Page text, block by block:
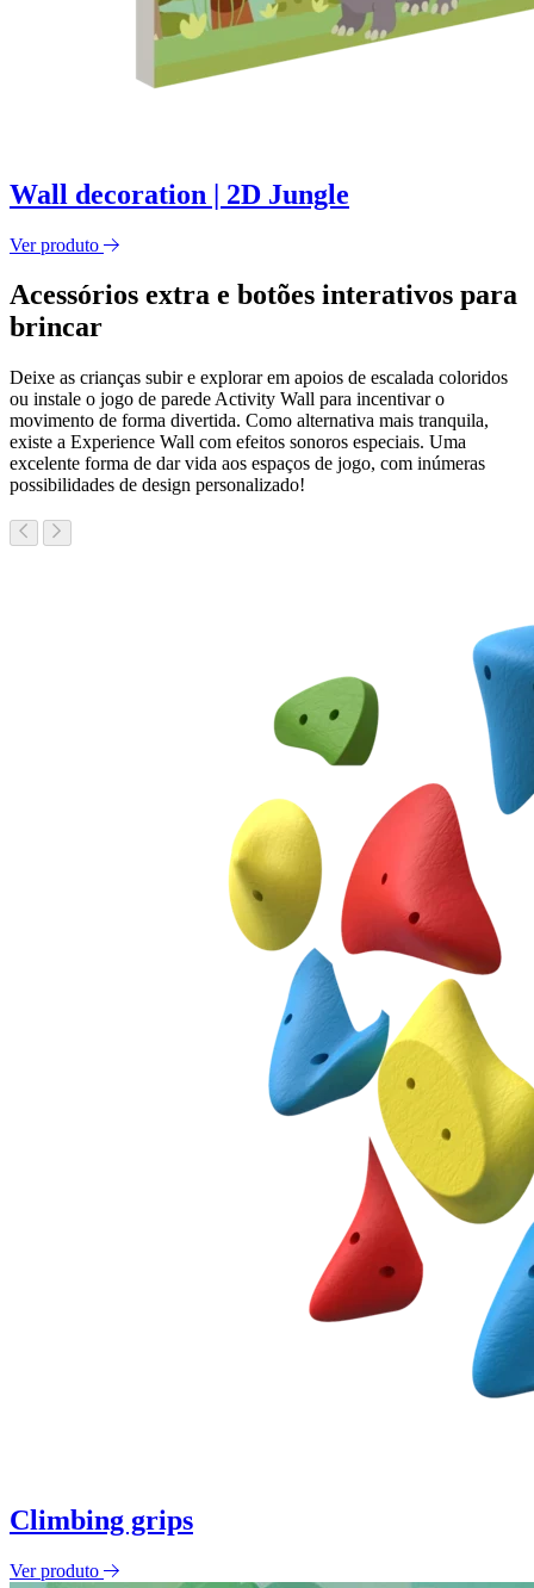
Wall decoration | 2D Jungle
Ver produto
Acessórios extra e botões interativos para
brincar
Deixe as crianças subir e explorar em apoios de escalada coloridos
ou instale o jogo de parede Activity Wall para incentivar o
movimento de forma divertida. Como alternativa mais tranquila,
existe a Experience Wall com efeitos sonoros especiais. Uma
excelente forma de dar vida aos espaços de jogo, com inúmeras
possibilidades de design personalizado!
Climbing grips
Ver produto